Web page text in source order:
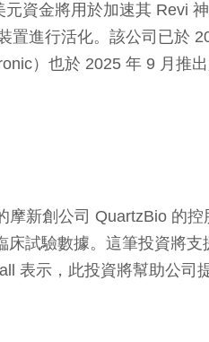
資金將用於加速其 Revi
進行活化。該公司已於
）也於 2025 年 9 月推
新創公司 QuartzBio 的
試驗數據。這筆投資將
表示，此投資將幫助公